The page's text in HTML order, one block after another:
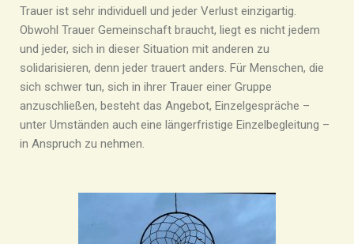
Trauer ist sehr individuell und jeder Verlust einzigartig.
Obwohl Trauer Gemeinschaft braucht, liegt es nicht jedem
und jeder, sich in dieser Situation mit anderen zu
solidarisieren, denn jeder trauert anders. Für Menschen, die
sich schwer tun, sich in ihrer Trauer einer Gruppe
anzuschließen, besteht das Angebot, Einzelgespräche –
unter Umständen auch eine längerfristige Einzelbegleitung –
in Anspruch zu nehmen.